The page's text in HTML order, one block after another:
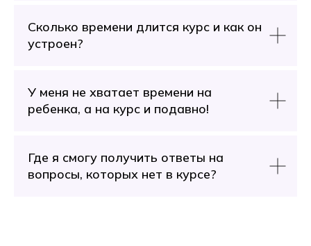
Сколько времени длится курс и как он
устроен?
У меня не хватает времени на
ребенка, а на курс и подавно!
Где я смогу получить ответы на
вопросы, которых нет в курсе?